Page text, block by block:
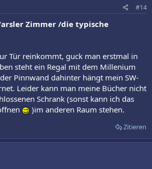
#14
Zimmer /die typische
Tür reinkommt, guck man erstmal in
steht ein Regal mit dem Millenium
Pinnwand dahinter hängt mein SW-
Leider kann man meine Bücher nicht
Schrank (sonst kann ich das
)im anderen Raum stehen.
Zitieren